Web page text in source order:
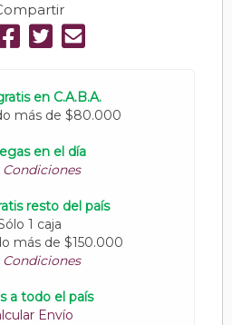
en C.A.B.A.
más de $80.000
en el día
Condiciones
resto del país
1 caja
más de $150.000
Condiciones
a todo el país
Envío